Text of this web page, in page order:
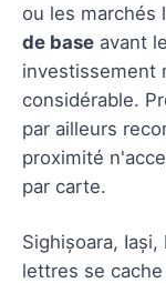
ou les marchés
de base avant
investissement
considérable.
par ailleurs
proximité
par carte.
Sighișoara,
lettres se